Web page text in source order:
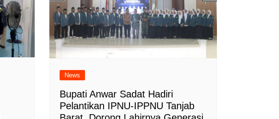
News
Bupati Anwar Sadat Hadiri
Pelantikan IPNU-IPPNU Tanjab